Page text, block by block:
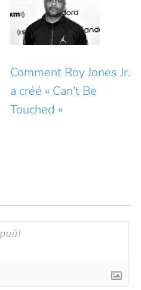
Comment Roy Jones Jr.
a créé « Can't Be
Touched »